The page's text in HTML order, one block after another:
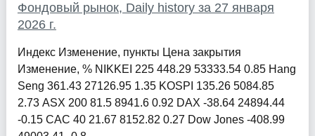
Фондовый рынок, Daily history за 27 января
2026 г.
Индекс Изменение, пункты Цена закрытия
Изменение, % NIKKEI 225 448.29 53333.54 0.85 Hang
Seng 361.43 27126.95 1.35 KOSPI 135.26 5084.85
2.73 ASX 200 81.5 8941.6 0.92 DAX -38.64 24894.44
-0.15 CAC 40 21.67 8152.82 0.27 Dow Jones -408.99